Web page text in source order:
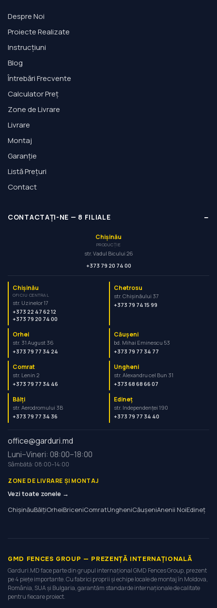
Despre Noi
Proiecte Realizate
Instrucțiuni
Blog
Întrebări Frecvente
Calculator Preț
Zone de Livrare
Livrare
Montaj
Garanție
Listă Prețuri
Contact
CONTACTAȚI-NE — 8 FILIALE −
Chișinău
PRODUCȚIE
str. Vadul Bicului 26
+373 79 20 74 00
Chișinău
OFICIU CENTRAL
str. Uzinelor 17
+373 22 47 62 12
+373 79 20 74 00
Chetrosu
str. Chișinăului 37
+373 79 74 15 99
Orhei
str. 31 August 36
+373 79 77 34 24
Căușeni
bd. Mihai Eminescu 53
+373 79 77 34 77
Comrat
str. Lenin 2
+373 79 77 34 46
Ungheni
str. Alexandru cel Bun 31
+373 68 68 66 07
Bălți
str. Aerodromului 3B
+373 79 77 34 36
Edineț
str. Independenței 190
+373 79 77 34 40
office@garduri.md
Luni–Vineri: 08:00–18:00
Sâmbătă: 08:00–14:00
ZONE DE LIVRARE ȘI MONTAJ
Vezi toate zonele →
ChișinăuBălțiOrheiBriceniComratUngheniCăușeniAnenii NoiEdineț
GMD FENCES GROUP — PREZENȚĂ INTERNAȚIONALĂ
Garduri.MD face parte din grupul internațional GMD Fences Group, prezent
pe 4 piețe importante. Cu fabrici proprii și echipe locale de montaj în Moldova,
România, SUA și Bulgaria, garantăm standarde internaționale de calitate
pentru fiecare proiect.